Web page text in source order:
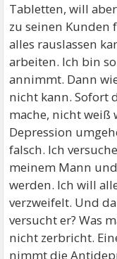
Tabletten, will
zu seinen Kunden
alles rauslassen
arbeiten. Ich bin
annimmt. Dann
nicht kann. Sofort
mache, nicht
Depression
falsch. Ich
meinem Mann
werden. Ich will
verzweifelt. Und
versucht er? Was
nicht zerbricht.
nimmt die